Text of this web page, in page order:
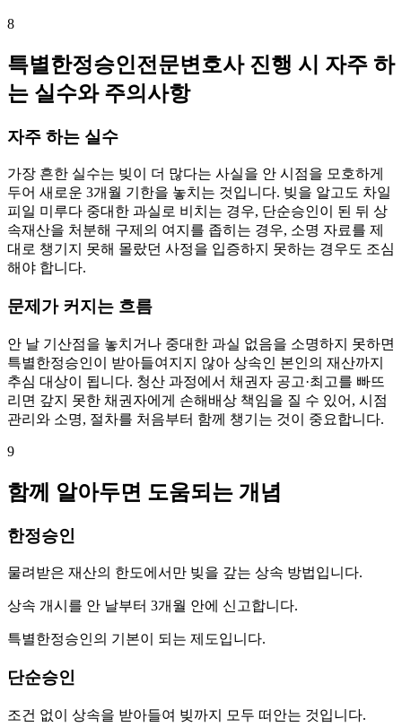
8
특별한정승인전문변호사 진행 시 자주 하
는 실수와 주의사항
자주 하는 실수
가장 흔한 실수는 빚이 더 많다는 사실을 안 시점을 모호하게
두어 새로운 3개월 기한을 놓치는 것입니다. 빚을 알고도 차일
피일 미루다 중대한 과실로 비치는 경우, 단순승인이 된 뒤 상
속재산을 처분해 구제의 여지를 좁히는 경우, 소명 자료를 제
대로 챙기지 못해 몰랐던 사정을 입증하지 못하는 경우도 조심
해야 합니다.
문제가 커지는 흐름
안 날 기산점을 놓치거나 중대한 과실 없음을 소명하지 못하면
특별한정승인이 받아들여지지 않아 상속인 본인의 재산까지
추심 대상이 됩니다. 청산 과정에서 채권자 공고·최고를 빠뜨
리면 갚지 못한 채권자에게 손해배상 책임을 질 수 있어, 시점
관리와 소명, 절차를 처음부터 함께 챙기는 것이 중요합니다.
9
함께 알아두면 도움되는 개념
한정승인
물려받은 재산의 한도에서만 빚을 갚는 상속 방법입니다.
상속 개시를 안 날부터 3개월 안에 신고합니다.
특별한정승인의 기본이 되는 제도입니다.
단순승인
조건 없이 상속을 받아들여 빚까지 모두 떠안는 것입니다.